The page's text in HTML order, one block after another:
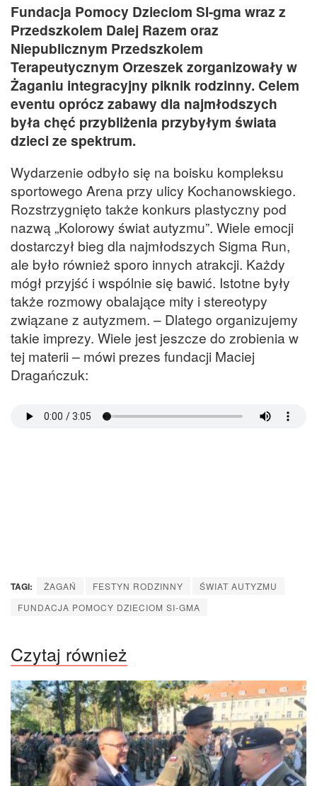
Fundacja Pomocy Dzieciom SI-gma wraz z
Przedszkolem Dalej Razem oraz
Niepublicznym Przedszkolem
Terapeutycznym Orzeszek zorganizowały w
Żaganiu integracyjny piknik rodzinny. Celem
eventu oprócz zabawy dla najmłodszych
była chęć przybliżenia przybyłym świata
dzieci ze spektrum.
Wydarzenie odbyło się na boisku kompleksu
sportowego Arena przy ulicy Kochanowskiego.
Rozstrzygnięto także konkurs plastyczny pod
nazwą „Kolorowy świat autyzmu”. Wiele emocji
dostarczył bieg dla najmłodszych Sigma Run,
ale było również sporo innych atrakcji. Każdy
mógł przyjść i wspólnie się bawić. Istotne były
także rozmowy obalające mity i stereotypy
związane z autyzmem. – Dlatego organizujemy
takie imprezy. Wiele jest jeszcze do zrobienia w
tej materii – mówi prezes fundacji Maciej
Dragańczuk:
TAGI: ŻAGAŃ FESTYN RODZINNY
ŚWIAT AUTYZMU
FUNDACJA POMOCY DZIECIOM SI-GMA
Czytaj również